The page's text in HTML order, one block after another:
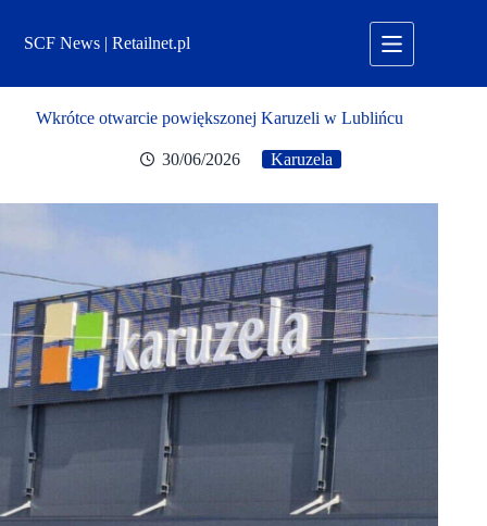
treściSCF News | Retailnet.pl
Wkrótce otwarcie powiększonej Karuzeli w Lublińcu
30/06/2026 Karuzela